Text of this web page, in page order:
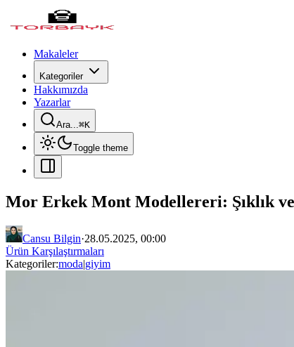
Makaleler
Kategoriler
Hakkımızda
Yazarlar
Ara...⌘K
Toggle theme
Mor Erkek Mont Modellereri: Şıklık
Cansu Bilgin·28.05.2025, 00:00
Ürün Karşılaştırmaları
Kategoriler:moda|giyim